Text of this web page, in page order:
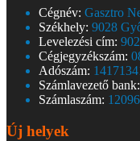
Cégnév: Gasztro
Székhely: 9028
Levelezési cím:
Cégjegyzékszám:
Adószám:
Számlavezető bank:
Számlaszám:
Új helyek